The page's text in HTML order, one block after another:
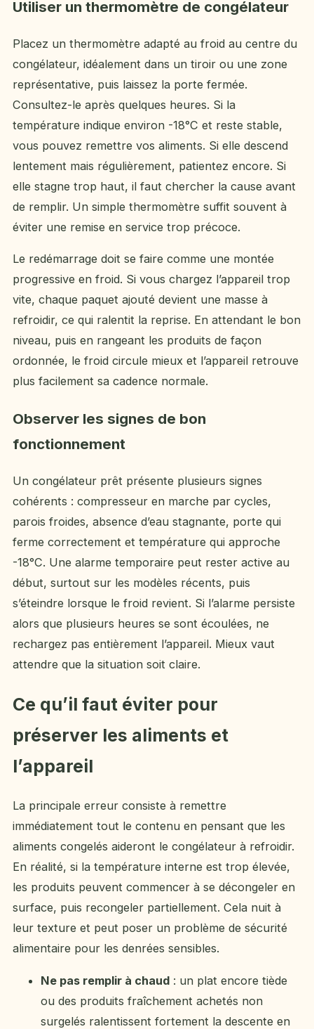
Utiliser un thermomètre de congélateur
Placez un thermomètre adapté au froid au centre du
congélateur, idéalement dans un tiroir ou une zone
représentative, puis laissez la porte fermée.
Consultez-le après quelques heures. Si la
température indique environ -18°C et reste stable,
vous pouvez remettre vos aliments. Si elle descend
lentement mais régulièrement, patientez encore. Si
elle stagne trop haut, il faut chercher la cause avant
de remplir. Un simple thermomètre suffit souvent à
éviter une remise en service trop précoce.
Le redémarrage doit se faire comme une montée
progressive en froid. Si vous chargez l’appareil trop
vite, chaque paquet ajouté devient une masse à
refroidir, ce qui ralentit la reprise. En attendant le bon
niveau, puis en rangeant les produits de façon
ordonnée, le froid circule mieux et l’appareil retrouve
plus facilement sa cadence normale.
Observer les signes de bon
fonctionnement
Un congélateur prêt présente plusieurs signes
cohérents : compresseur en marche par cycles,
parois froides, absence d’eau stagnante, porte qui
ferme correctement et température qui approche
-18°C. Une alarme temporaire peut rester active au
début, surtout sur les modèles récents, puis
s’éteindre lorsque le froid revient. Si l’alarme persiste
alors que plusieurs heures se sont écoulées, ne
rechargez pas entièrement l’appareil. Mieux vaut
attendre que la situation soit claire.
Ce qu’il faut éviter pour
préserver les aliments et
l’appareil
La principale erreur consiste à remettre
immédiatement tout le contenu en pensant que les
aliments congelés aideront le congélateur à refroidir.
En réalité, si la température interne est trop élevée,
les produits peuvent commencer à se décongeler en
surface, puis recongeler partiellement. Cela nuit à
leur texture et peut poser un problème de sécurité
alimentaire pour les denrées sensibles.
Ne pas remplir à chaud : un plat encore tiède
ou des produits fraîchement achetés non
surgelés ralentissent fortement la descente en